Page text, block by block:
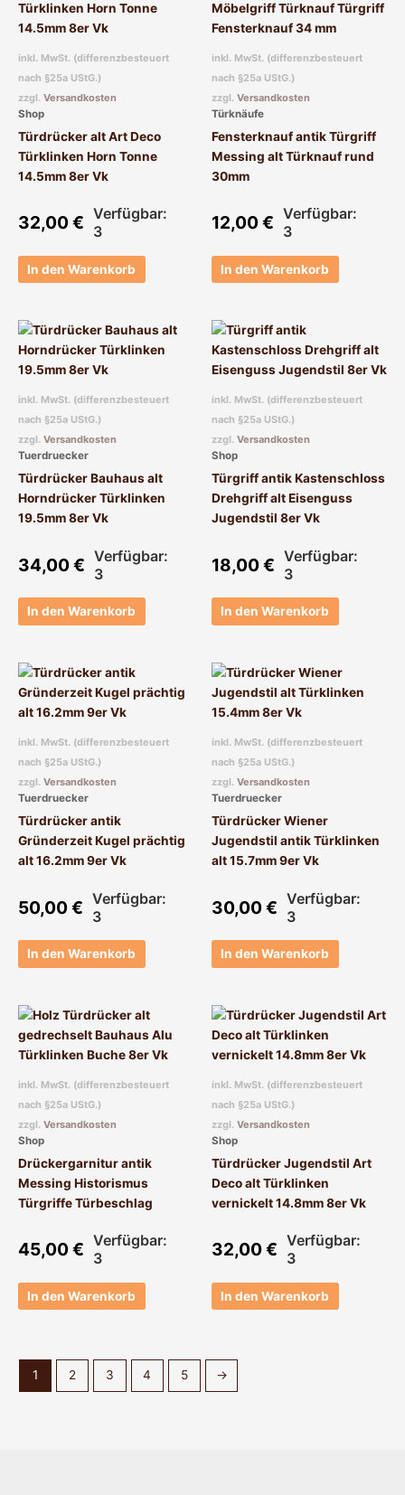
inkl. MwSt. (differenzbesteuert
nach §25a UStG.)
zzgl. Versandkosten
Shop
Türdrücker alt Art Deco
Türklinken Horn Tonne
14.5mm 8er Vk
32,00€ Verfügbar:
3
In den Warenkorb
inkl. MwSt. (differenzbesteuert
nach §25a UStG.)
zzgl. Versandkosten
Türknäufe
Fensterknauf antik Türgriff
Messing alt Türknauf rund
30mm
12,00€ Verfügbar:
3
In den Warenkorb
inkl. MwSt. (differenzbesteuert
nach §25a UStG.)
zzgl. Versandkosten
Tuerdruecker
Türdrücker Bauhaus alt
Horndrücker Türklinken
19.5mm 8er Vk
34,00€ Verfügbar:
3
In den Warenkorb
inkl. MwSt. (differenzbesteuert
nach §25a UStG.)
zzgl. Versandkosten
Shop
Türgriff antik Kastenschloss
Drehgriff alt Eisenguss
Jugendstil 8er Vk
18,00€ Verfügbar:
3
In den Warenkorb
inkl. MwSt. (differenzbesteuert
nach §25a UStG.)
zzgl. Versandkosten
Tuerdruecker
Türdrücker antik
Gründerzeit Kugel prächtig
alt 16.2mm 9er Vk
50,00€ Verfügbar:
3
In den Warenkorb
inkl. MwSt. (differenzbesteuert
nach §25a UStG.)
zzgl. Versandkosten
Tuerdruecker
Türdrücker Wiener
Jugendstil antik Türklinken
alt 15.7mm 9er Vk
30,00€ Verfügbar:
3
In den Warenkorb
inkl. MwSt. (differenzbesteuert
nach §25a UStG.)
zzgl. Versandkosten
Shop
Drückergarnitur antik
Messing Historismus
Türgriffe Türbeschlag
45,00€ Verfügbar:
3
In den Warenkorb
inkl. MwSt. (differenzbesteuert
nach §25a UStG.)
zzgl. Versandkosten
Shop
Türdrücker Jugendstil Art
Deco alt Türklinken
vernickelt 14.8mm 8er Vk
32,00€ Verfügbar:
3
In den Warenkorb
1 2 3 4 5 →